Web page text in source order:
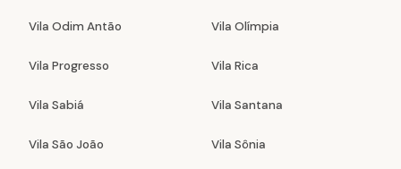
Vila Odim Antão Vila Olímpia
Vila Progresso Vila Rica
Vila Sabiá Vila Santana
Vila São João Vila Sônia